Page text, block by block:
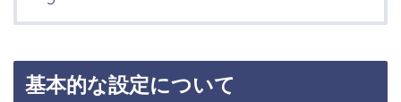
基本的な設定について